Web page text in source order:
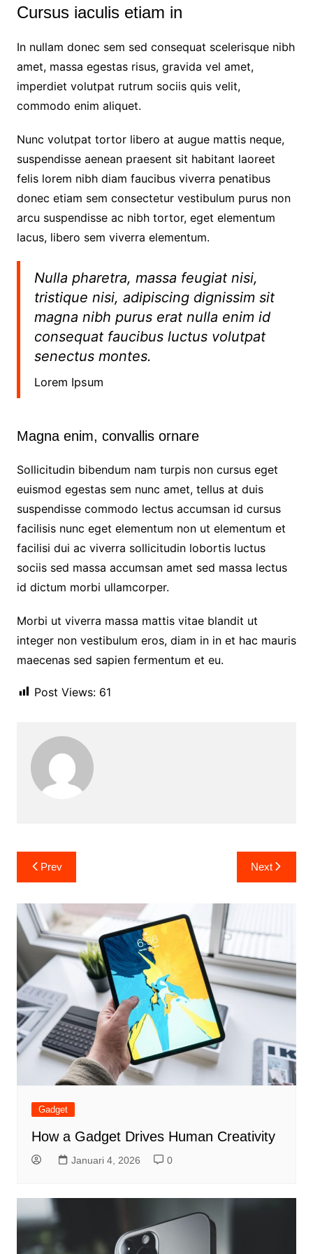
e
b
o
o
k
e
dI
n
s
A
p
p
Cursus iaculis etiam in
In nullam donec sem sed consequat scelerisque nibh
amet, massa egestas risus, gravida vel amet,
imperdiet volutpat rutrum sociis quis velit,
commodo enim aliquet.
Nunc volutpat tortor libero at augue mattis neque,
suspendisse aenean praesent sit habitant laoreet
felis lorem nibh diam faucibus viverra penatibus
donec etiam sem consectetur vestibulum purus non
arcu suspendisse ac nibh tortor, eget elementum
lacus, libero sem viverra elementum.
Nulla pharetra, massa feugiat nisi,
tristique nisi, adipiscing dignissim sit
magna nibh purus erat nulla enim id
consequat faucibus luctus volutpat
senectus montes.
Lorem Ipsum
Magna enim, convallis ornare
Sollicitudin bibendum nam turpis non cursus eget
euismod egestas sem nunc amet, tellus at duis
suspendisse commodo lectus accumsan id cursus
facilisis nunc eget elementum non ut elementum et
facilisi dui ac viverra sollicitudin lobortis luctus
sociis sed massa accumsan amet sed massa lectus
id dictum morbi ullamcorper.
Morbi ut viverra massa mattis vitae blandit ut
integer non vestibulum eros, diam in in et hac mauris
maecenas sed sapien fermentum et eu.
Post Views: 61
Navigasi
pos
Prev Next
Gadget
How a Gadget Drives Human Creativity
Januari 4, 2026 0